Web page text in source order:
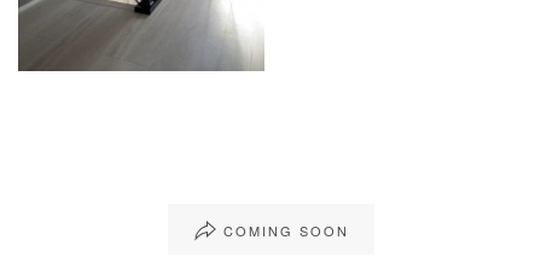
COMING SOON